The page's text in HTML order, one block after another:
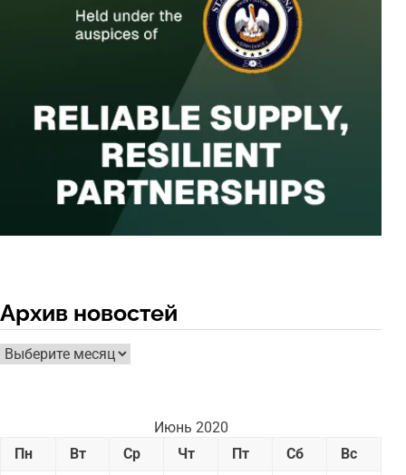
Архив новостей
Архив
новостей
Июнь 2020
Пн
Вт Ср Чт Пт Сб
Вс